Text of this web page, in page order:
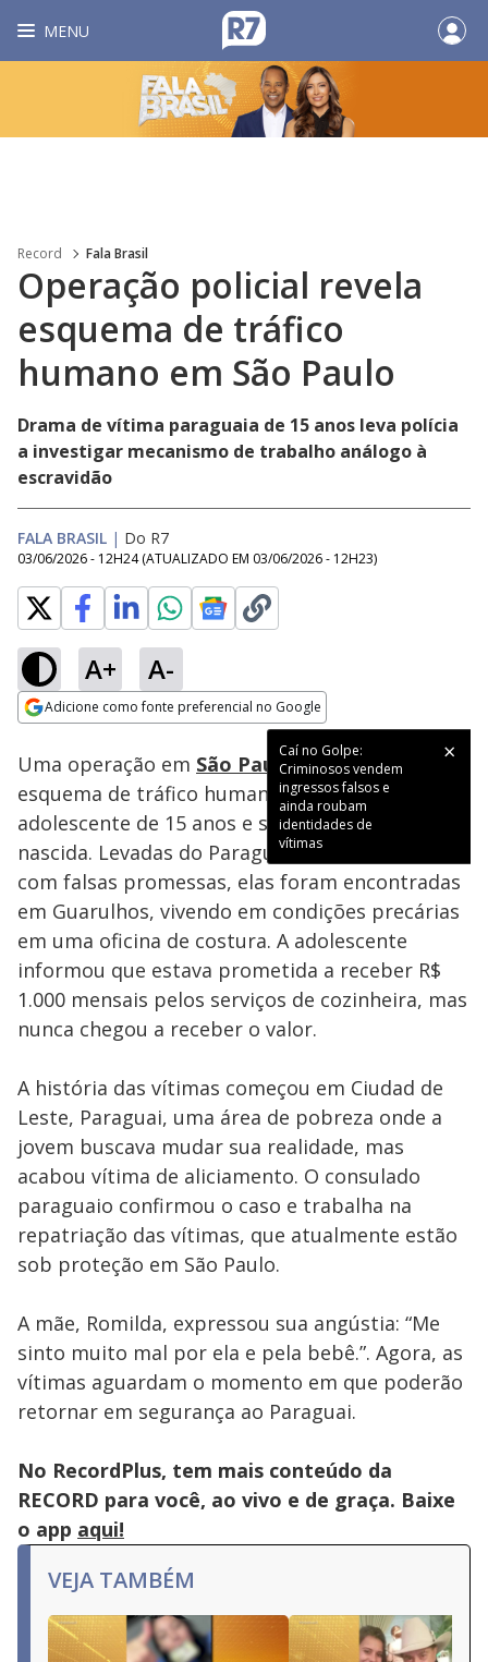
MENU
Record Fala Brasil
Operação policial revela
esquema de tráfico
humano em São Paulo
Drama de vítima paraguaia de 15 anos leva polícia
a investigar mecanismo de trabalho análogo à
escravidão
FALA BRASIL | Do R7
03/06/2026 - 12H24 (ATUALIZADO EM 03/06/2026 - 12H23)
A+ A-
Adicione como fonte preferencial no Google
Caí no Golpe:
Criminosos vendem
ingressos falsos e
ainda roubam
identidades de
vítimas
Ativar
Loaded
28.06%
Uma operação em São Paulorevelou um
esquema de tráfico humano envolvendo uma
adolescente de 15 anos e sua filha recém-
nascida. Levadas do Paraguai para São Paulo
com falsas promessas, elas foram encontradas
em Guarulhos, vivendo em condições precárias
em uma oficina de costura. A adolescente
informou que estava prometida a receber R$
1.000 mensais pelos serviços de cozinheira, mas
nunca chegou a receber o valor.
A história das vítimas começou em Ciudad de
Leste, Paraguai, uma área de pobreza onde a
jovem buscava mudar sua realidade, mas
acabou vítima de aliciamento. O consulado
paraguaio confirmou o caso e trabalha na
repatriação das vítimas, que atualmente estão
sob proteção em São Paulo.
A mãe, Romilda, expressou sua angústia: “Me
sinto muito mal por ela e pela bebê.”. Agora, as
vítimas aguardam o momento em que poderão
retornar em segurança ao Paraguai.
No RecordPlus, tem mais conteúdo da
RECORD para você, ao vivo e de graça. Baixe
o app aqui!
VEJA TAMBÉM